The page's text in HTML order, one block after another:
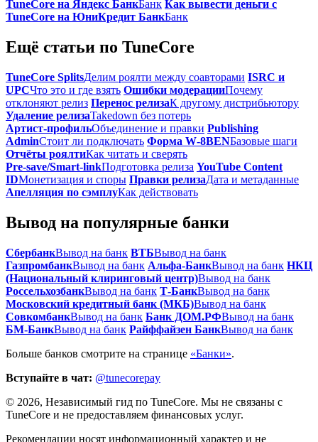
TuneCore на Яндекс БанкБанк Как вывести деньги с
TuneCore на ЮниКредит БанкБанк
Ещё статьи по TuneCore
TuneCore SplitsДелим роялти между соавторами ISRC и
UPCЧто это и где взять Ошибки модерацииПочему
отклоняют релиз Перенос релизаК другому дистрибьютору
Удаление релизаTakedown без потерь
Артист‑профильОбъединение и правки Publishing
AdminСтоит ли подключать Форма W‑8BENБазовые шаги
Отчёты роялтиКак читать и сверять
Pre‑save/Smart‑linkПодготовка релиза YouTube Content
IDМонетизация и споры Правки релизаДата и метаданные
Апелляция по сэмплуКак действовать
Вывод на популярные банки
СбербанкВывод на банк ВТБВывод на банк
ГазпромбанкВывод на банк Альфа-БанкВывод на банк НКЦ
(Национальный клиринговый центр)Вывод на банк
РоссельхозбанкВывод на банк Т-БанкВывод на банк
Московский кредитный банк (МКБ)Вывод на банк
СовкомбанкВывод на банк Банк ДОМ.РФВывод на банк
БМ-БанкВывод на банк Райффайзен БанкВывод на банк
Больше банков смотрите на странице «Банки».
Вступайте в чат: @tunecorepay
© 2026, Независимый гид по TuneCore. Мы не связаны с
TuneCore и не предоставляем финансовых услуг.
Рекомендации носят информационный характер и не